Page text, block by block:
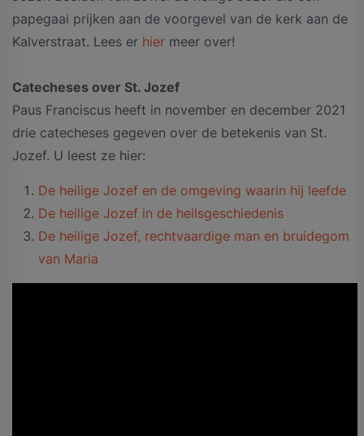
papegaai prijken aan de voorgevel van de kerk aan de
Kalverstraat. Lees er hier meer over!
Catecheses over St. Jozef
Paus Franciscus heeft in november en december 2021
drie catecheses gegeven over de betekenis van St.
Jozef. U leest ze hier:
De heilige Jozef en de omgeving waarin hij leefde
De heilige Jozef in de heilsgeschiedenis
De heilige Jozef, rechtvaardige man en bruidegom
van Maria